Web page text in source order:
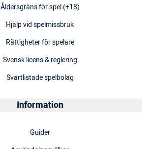
Åldersgräns för spel (+18)
Hjälp vid spelmissbruk
Rättigheter för spelare
Svensk licens & reglering
Svartlistade spelbolag
Information
Guider